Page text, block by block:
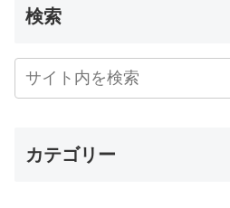
検索
カテゴリー